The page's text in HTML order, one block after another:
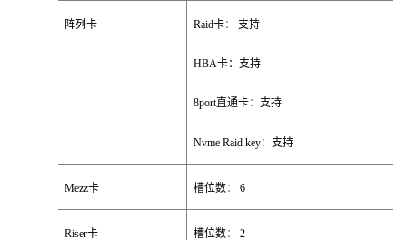
阵列卡 Raid卡： 支持
HBA卡：支持
8port直通卡： 支持
Nvme Raid key： 支持
Mezz卡 槽位数： 6
Riser卡 槽位数： 2